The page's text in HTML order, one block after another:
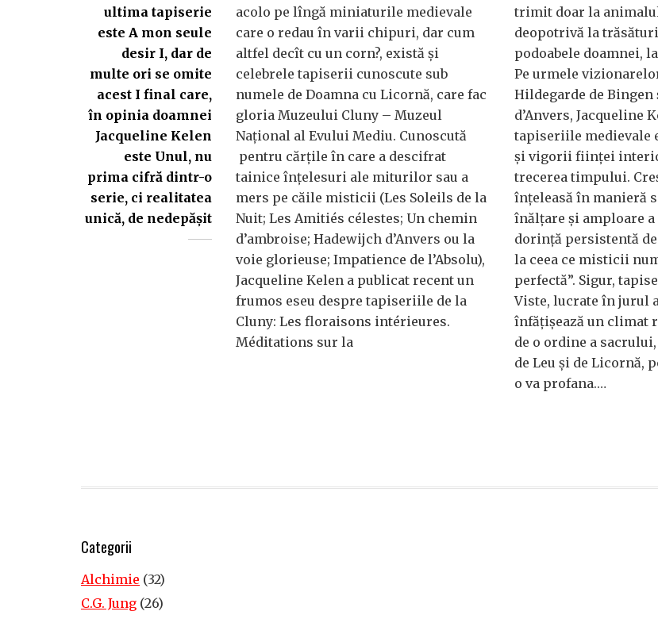
ultima tapiserie
este A mon seule
desir I, dar de
multe ori se omite
acest I final care,
în opinia doamnei
Jacqueline Kelen
este Unul, nu
prima cifră dintr-o
serie, ci realitatea
unică, de nedepăşit
acolo pe lîngă miniaturile medievale
care o redau în varii chipuri, dar cum
altfel decît cu un corn?, există şi
celebrele tapiserii cunoscute sub
numele de Doamna cu Licornă, care fac
gloria Muzeului Cluny – Muzeul
Naţional al Evului Mediu. Cunoscută
pentru cărţile în care a descifrat
tainice înţelesuri ale miturilor sau a
mers pe căile misticii (Les Soleils de la
Nuit; Les Amitiés célestes; Un chemin
d’ambroise; Hadewijch d’Anvers ou la
voie glorieuse; Impatience de l’Absolu),
Jacqueline Kelen a publicat recent un
frumos eseu despre tapiseriile de la
Cluny: Les floraisons intérieures.
Méditations sur la
trimit doar la
deopotrivă la
podoabele doamnei,
Pe urmele
Hildegarde de
d’Anvers, Jacqueline
tapiseriile medievale
şi vigorii fiinţei
trecerea timpului.
înţeleasă în manieră
înălţare şi amploare
dorinţă persistentă
la ceea ce misticii
perfectă”. Sigur,
Viste, lucrate în jurul
înfăţişează un climat
de o ordine a
de Leu şi de Licornă,
o va profana.…
Categorii
Alchimie (32)
C.G. Jung (26)